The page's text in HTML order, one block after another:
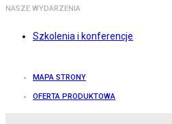
NASZE WYDARZENIA
Szkolenia i konferencje
MAPA STRONY
OFERTA PRODUKTOWA